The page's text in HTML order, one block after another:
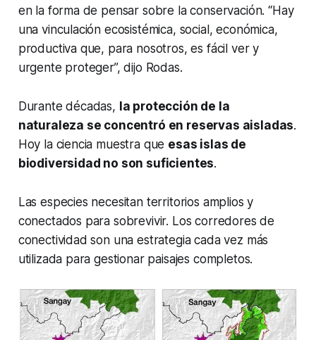
en la forma de pensar sobre la conservación. “Hay
una vinculación ecosistémica, social, económica,
productiva que, para nosotros, es fácil ver y
urgente proteger”, dijo Rodas.
Durante décadas, la protección de la
naturaleza se concentró en reservas aisladas.
Hoy la ciencia muestra que esas islas de
biodiversidad no son suficientes.
Las especies necesitan territorios amplios y
conectados para sobrevivir. Los corredores de
conectividad son una estrategia cada vez más
utilizada para gestionar paisajes completos.